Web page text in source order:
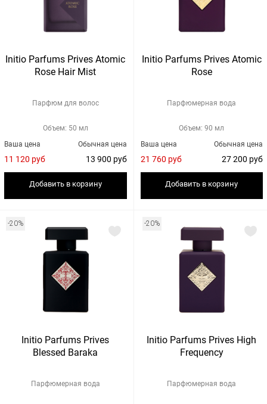
Initio Parfums Prives Atomic
Rose Hair Mist
Парфюм для волос
Объем: 50 мл
Обычная цена
13 900 руб
Ваша цена
11 120 руб
Добавить в корзину
Initio Parfums Prives Atomic
Rose
Парфюмерная вода
Объем: 90 мл
Обычная цена
27 200 руб
Ваша цена
21 760 руб
Добавить в корзину
-20%
Initio Parfums Prives
Blessed Baraka
Парфюмерная вода
-20%
Initio Parfums Prives High
Frequency
Парфюмерная вода